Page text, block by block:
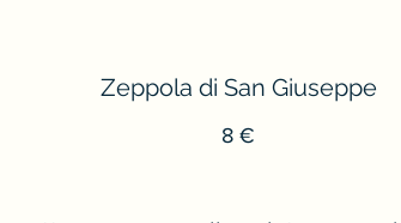
Zeppola di San Giuseppe
8 €